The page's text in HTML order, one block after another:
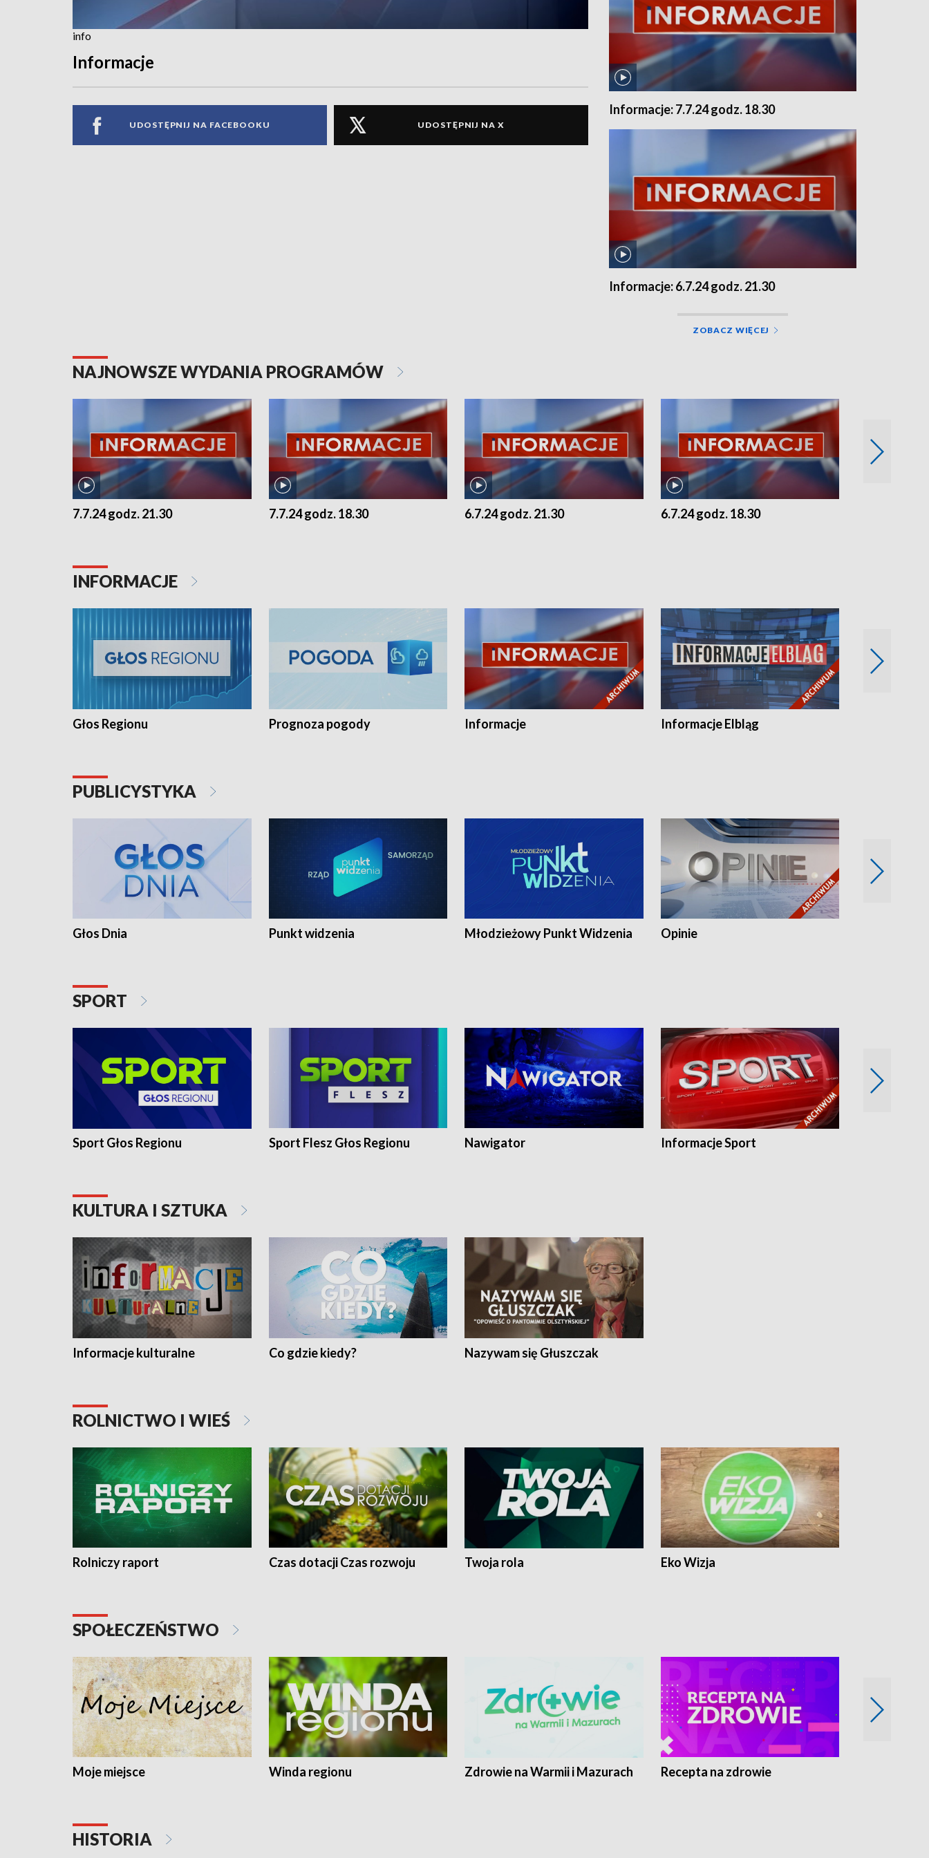
info
Informacje
UDOSTĘPNIJ NA FACEBOOKU UDOSTĘPNIJ NA X
Informacje: 7.7.24 godz. 18.30
Informacje: 6.7.24 godz. 21.30
ZOBACZ WIĘCEJ
NAJNOWSZE WYDANIA PROGRAMÓW
7.7.24 godz. 21.30 7.7.24 godz. 18.30 6.7.24 godz. 21.30 6.7.24 godz. 18.30
INFORMACJE
Głos Regionu Prognoza pogody Informacje Informacje Elbląg
PUBLICYSTYKA
Głos Dnia Punkt widzenia Młodzieżowy Punkt Widzenia Opinie
SPORT
Sport Głos Regionu Sport Flesz Głos Regionu Nawigator Informacje Sport
KULTURA I SZTUKA
Informacje kulturalne Co gdzie kiedy? Nazywam się Głuszczak
ROLNICTWO I WIEŚ
Rolniczy raport Czas dotacji Czas rozwoju Twoja rola Eko Wizja
SPOŁECZEŃSTWO
Moje miejsce Winda regionu Zdrowie na Warmii i Mazurach Recepta na zdrowie
HISTORIA